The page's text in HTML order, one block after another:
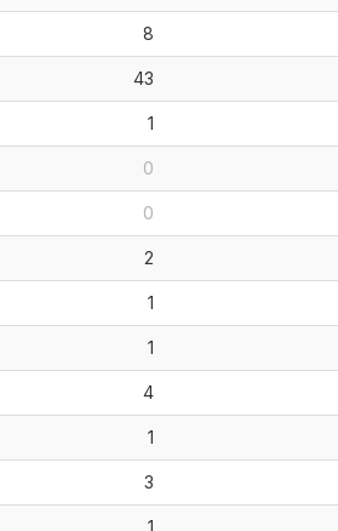
8
43
1
0
0
2
1
1
4
1
3
1